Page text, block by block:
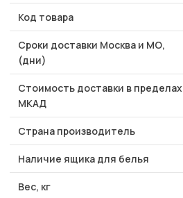
Код товара
Сроки доставки Москва и МО,
(дни)
Стоимость доставки в пределах
МКАД
Страна производитель
Наличие ящика для белья
Вес, кг